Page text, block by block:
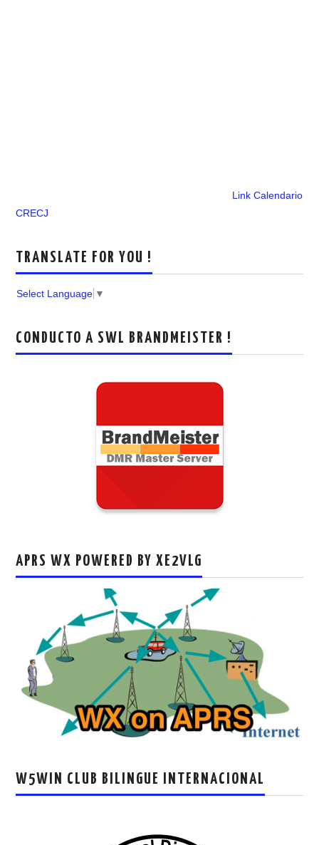
Link Calendario
CRECJ
TRANSLATE FOR YOU !
Select Language ▼
CONDUCTO A SWL BRANDMEISTER !
APRS WX POWERED BY XE2VLG
W5WIN CLUB BILINGUE INTERNACIONAL